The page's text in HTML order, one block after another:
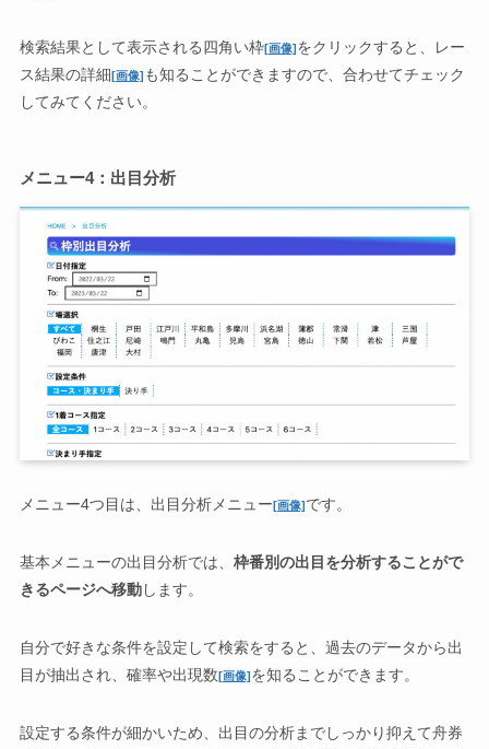
検索結果として表示される四角い枠[画像]をクリックすると、レー
ス結果の詳細[画像] も知ることができますので、合わせてチェック
してみてください。
メニュー4：出目分析
メニュー4つ目は、出目分析メニュー[画像]です。
基本メニューの出目分析では、 枠番別の出目を分析することがで
きるページへ移動します。
自分で好きな条件を設定して検索をすると、過去のデータから出
目が抽出され、確率や出現数[画像]を知ることができます。
設定する条件が細かいため、出目の分析までしっかり抑えて舟券